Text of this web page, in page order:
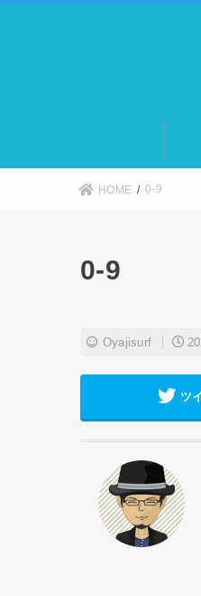
HOME 0-9
0-9
Oyajisurf
ツ